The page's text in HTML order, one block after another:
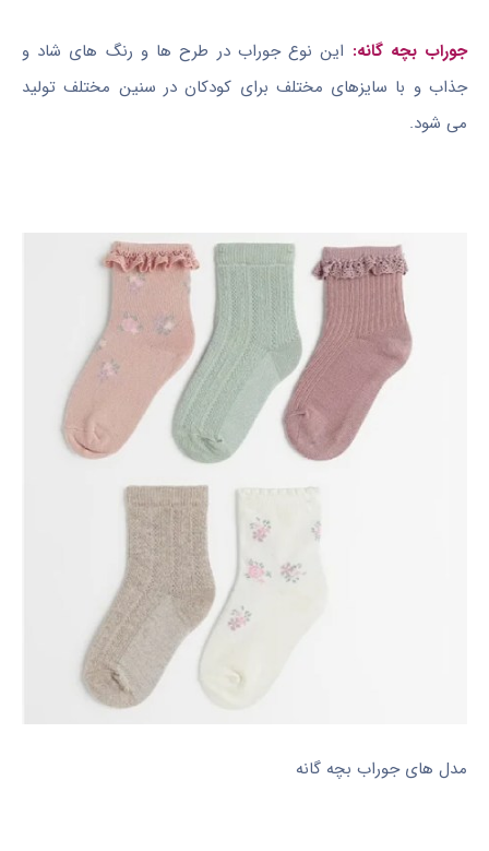
جوراب بچه گانه: این نوع جوراب در طرح ها و رنگ های شاد و
جذاب و با سایزهای مختلف برای کودکان در سنین مختلف تولید
می شود.
مدل های جوراب بچه گانه